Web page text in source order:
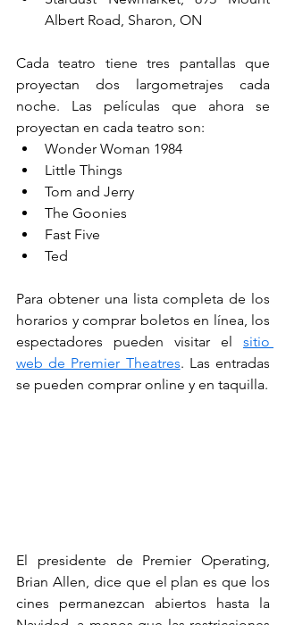
Albert Road, Sharon, ON
Cada teatro tiene tres pantallas que
proyectan dos largometrajes cada
noche. Las películas que ahora se
proyectan en cada teatro son:
Wonder Woman 1984
Little Things
Tom and Jerry
The Goonies
Fast Five
Ted
Para obtener una lista completa de los
horarios y comprar boletos en línea, los
espectadores pueden visitar el sitio
web de Premier Theatres. Las entradas
se pueden comprar online y en taquilla.
El presidente de Premier Operating,
Brian Allen, dice que el plan es que los
cines permanezcan abiertos hasta la